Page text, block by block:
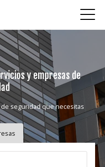
y empresas de
seguridad que necesitas